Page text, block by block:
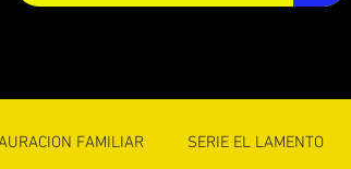
FAMILIAR SERIE EL LAMENTO